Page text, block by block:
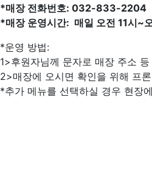
*매장 전화번호: 032-833-2204
*매장 운영시간: 매일 오전 11시~
*운영 방법:
1>후원자님께 문자로 매장 주소
2>매장에 오시면 확인을 위해 프
*추가 메뉴를 선택하실 경우 현장